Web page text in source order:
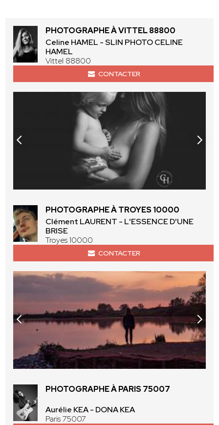
PHOTOGRAPHE À VITTEL 88800
Celine HAMEL - SLIN PHOTO CELINE
HAMEL
Vittel 88800
CONTACTER
PHOTOGRAPHE À TROYES 10000
Clément LAURENT - L'ESSENCE D'UNE
BRISE
Troyes 10000
CONTACTER
PHOTOGRAPHE À PARIS 75007
Aurélie KEA - DONA KEA
Paris 75007